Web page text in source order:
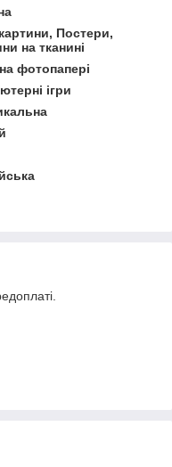
Постери,
на тканині
фотопапері
ігри